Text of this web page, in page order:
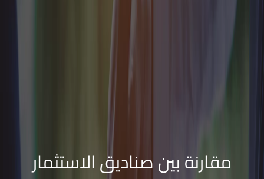
مقارنة بين صناديق الاستثمار